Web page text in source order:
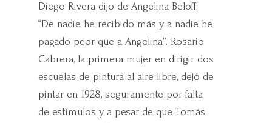
Diego Rivera dijo de Angelina Beloff:
“De nadie he recibido más y a nadie he
pagado peor que a Angelina”. Rosario
Cabrera, la primera mujer en dirigir dos
escuelas de pintura al aire libre, dejó de
pintar en 1928, seguramente por falta
de estímulos y a pesar de que Tomás